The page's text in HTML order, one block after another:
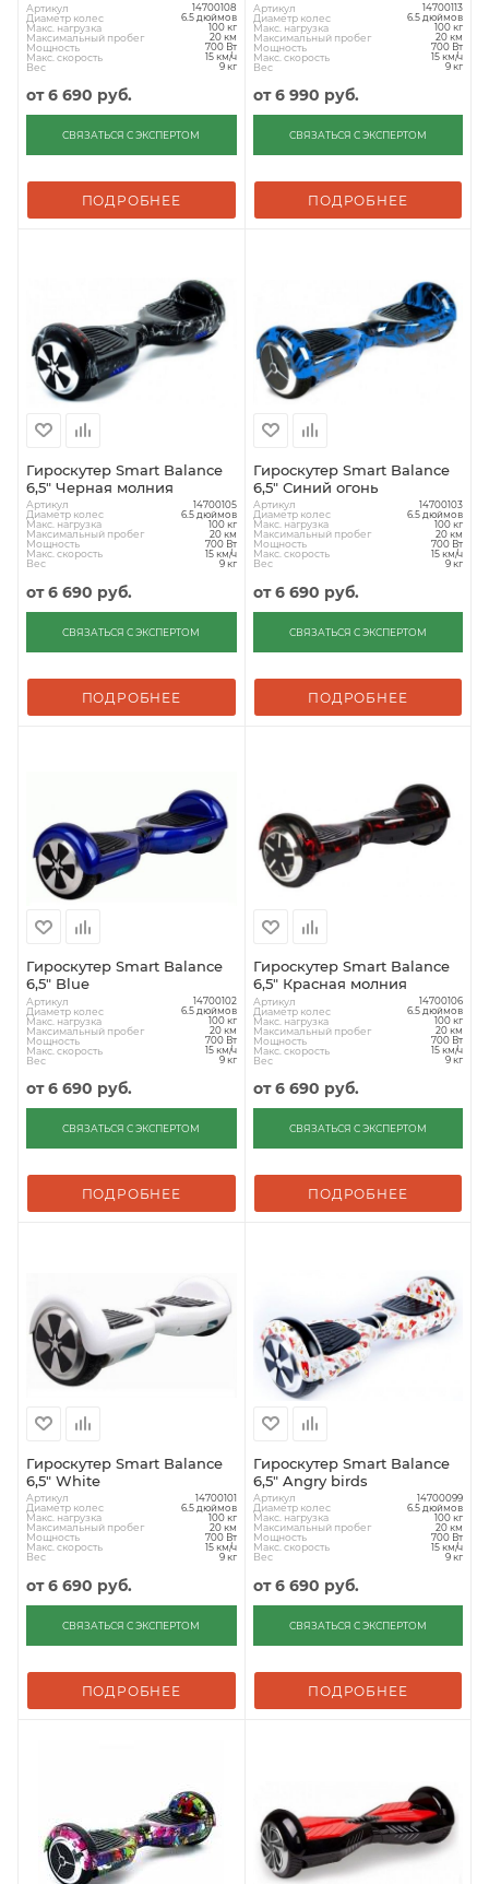
Артикул 14700108
Диаметр колес 6.5 дюймов
Макс. нагрузка 100 кг
Максимальный пробег 20 км
Мощность 700 Вт
Макс. скорость 15 км/ч
Вес 9 кг
от6 690 руб.
СВЯЗАТЬСЯ С ЭКСПЕРТОМ
ПОДРОБНЕЕ
Артикул 14700113
Диаметр колес 6.5 дюймов
Макс. нагрузка 100 кг
Максимальный пробег 20 км
Мощность 700 Вт
Макс. скорость 15 км/ч
Вес 9 кг
от6 990 руб.
СВЯЗАТЬСЯ С ЭКСПЕРТОМ
ПОДРОБНЕЕ
Гироскутер Smart Balance
6,5" Черная молния
Артикул 14700105
Диаметр колес 6.5 дюймов
Макс. нагрузка 100 кг
Максимальный пробег 20 км
Мощность 700 Вт
Макс. скорость 15 км/ч
Вес 9 кг
от6 690 руб.
СВЯЗАТЬСЯ С ЭКСПЕРТОМ
ПОДРОБНЕЕ
Гироскутер Smart Balance
6,5" Синий огонь
Артикул 14700103
Диаметр колес 6.5 дюймов
Макс. нагрузка 100 кг
Максимальный пробег 20 км
Мощность 700 Вт
Макс. скорость 15 км/ч
Вес 9 кг
от6 690 руб.
СВЯЗАТЬСЯ С ЭКСПЕРТОМ
ПОДРОБНЕЕ
Гироскутер Smart Balance
6,5" Blue
Артикул 14700102
Диаметр колес 6.5 дюймов
Макс. нагрузка 100 кг
Максимальный пробег 20 км
Мощность 700 Вт
Макс. скорость 15 км/ч
Вес 9 кг
от6 690 руб.
СВЯЗАТЬСЯ С ЭКСПЕРТОМ
ПОДРОБНЕЕ
Гироскутер Smart Balance
6,5" Красная молния
Артикул 14700106
Диаметр колес 6.5 дюймов
Макс. нагрузка 100 кг
Максимальный пробег 20 км
Мощность 700 Вт
Макс. скорость 15 км/ч
Вес 9 кг
от6 690 руб.
СВЯЗАТЬСЯ С ЭКСПЕРТОМ
ПОДРОБНЕЕ
Гироскутер Smart Balance
6,5" White
Артикул 14700101
Диаметр колес 6.5 дюймов
Макс. нагрузка 100 кг
Максимальный пробег 20 км
Мощность 700 Вт
Макс. скорость 15 км/ч
Вес 9 кг
от6 690 руб.
СВЯЗАТЬСЯ С ЭКСПЕРТОМ
ПОДРОБНЕЕ
Гироскутер Smart Balance
6,5" Angry birds
Артикул 14700099
Диаметр колес 6.5 дюймов
Макс. нагрузка 100 кг
Максимальный пробег 20 км
Мощность 700 Вт
Макс. скорость 15 км/ч
Вес 9 кг
от6 690 руб.
СВЯЗАТЬСЯ С ЭКСПЕРТОМ
ПОДРОБНЕЕ